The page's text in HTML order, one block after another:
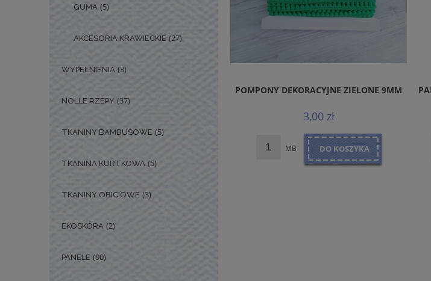
GUMA (5)
AKCESORIA KRAWIECKIE (27)
WYPEŁNIENIA (3)
NOLLE RZEPY (37)
TKANINY BAMBUSOWE (5)
TKANINA KURTKOWA (5)
TKANINY OBICIOWE (3)
EKOSKÓRA (2)
PANELE (90)
POMPONY DEKORACYJNE ZIELONE 9MM
3,00 zł
MB DO KOSZYKA